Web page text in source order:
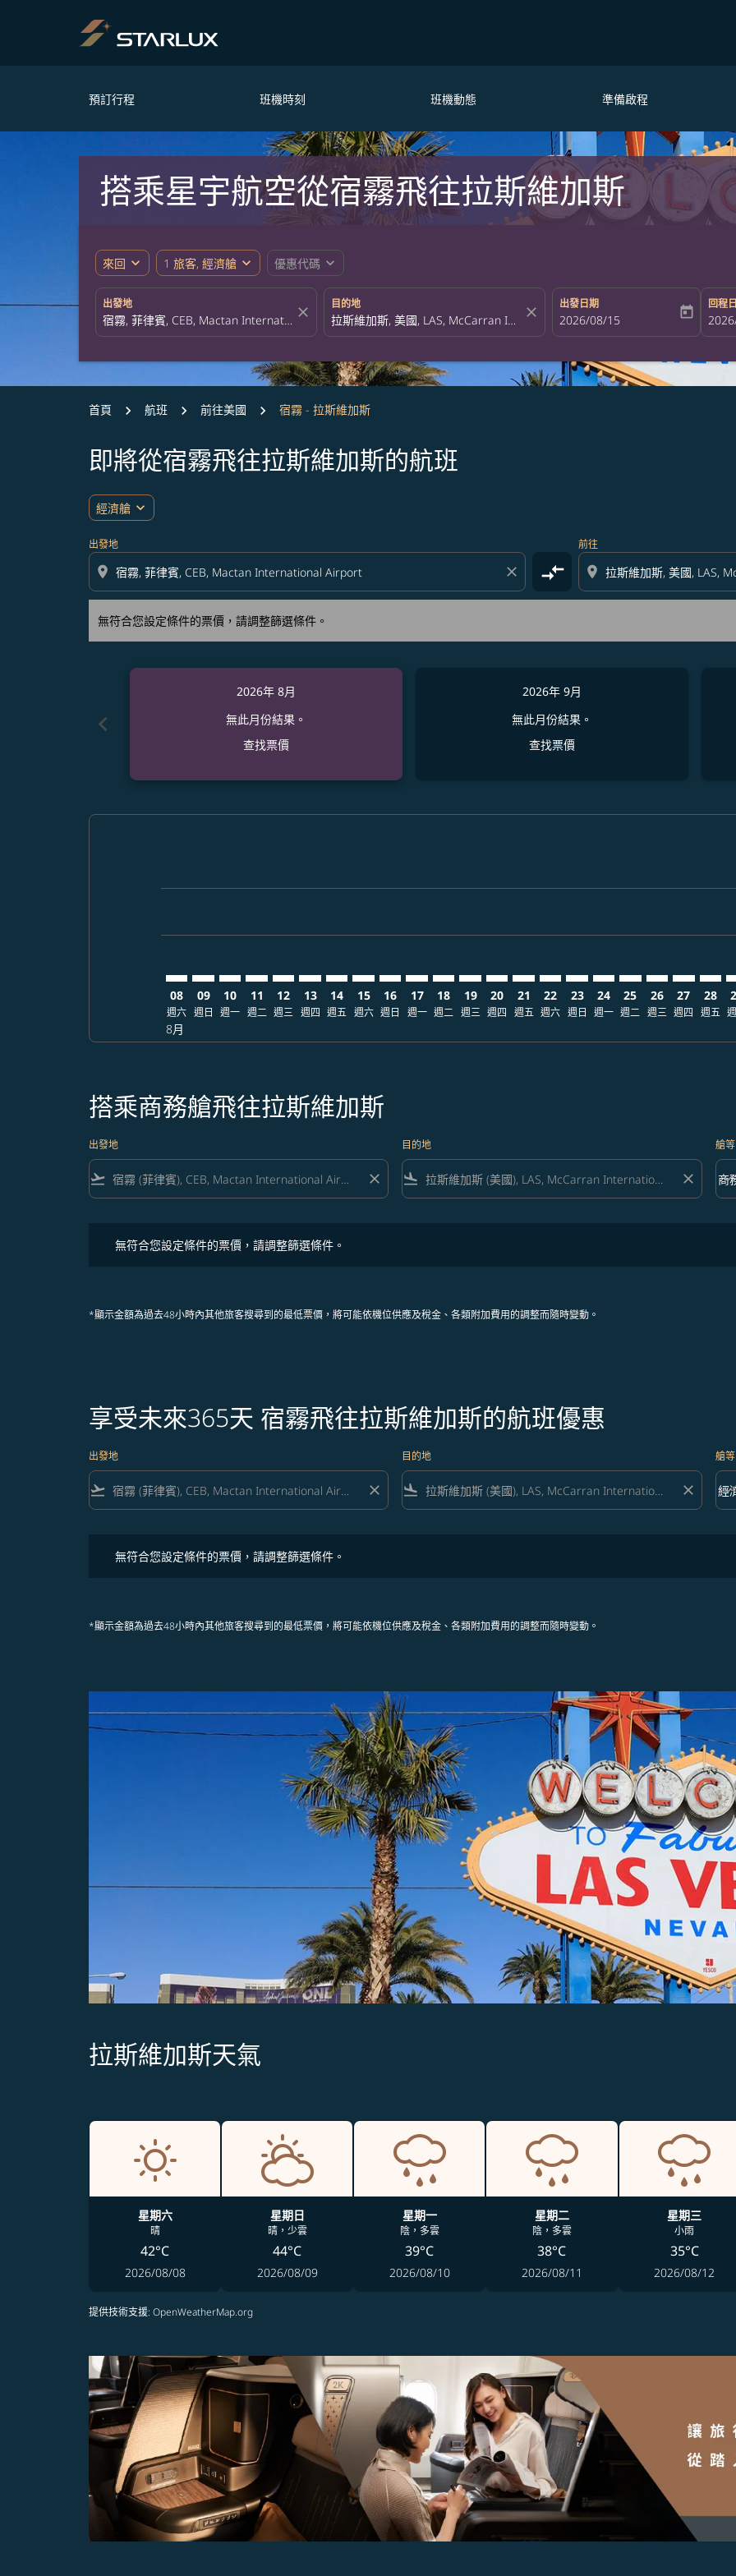
預訂行程 班機時刻 班機動態 準備啟程
搭乘星宇航空從宿霧飛往拉斯維加斯
來回 expand_more 1 旅客, 經濟艙 expand_more 優惠代碼 expand_more
出發地
close
目的地
close
出發日期
fc-booking-departure-date-aria-
2026/08/15 today
回程
fc-
首頁 航班 前往美國 宿霧 - 拉斯維加斯
即將從宿霧飛往拉斯維加斯的航班
經濟艙 expand_more
出發地
location_on close compare_arrows
前往
location_on
無符合您設定條件的票價，請調整篩選條件。
無符合您設定條件的票價，請調整篩選條件。
chevron_left
2026年 8月
無此月份結果。
查找票價
2026年 9月
無此月份結果。
查找票價
08
週六
8月
09
週日
10
週一
11
週二
12
週三
13
週四
14
週五
15
週六
16
週日
17
週一
18
週二
19
週三
20
週四
21
週五
CEB–LAS: cmp-view-offers-
22
週六
CEB–LAS: cmp-view-offers-
23
週日
CEB–LAS: cmp-view-
24
週一
CEB–LAS: cmp-
25
週二
CEB–LAS:
26
週三
27
週四
28
週五
搭乘商務艙飛往拉斯維加斯
出發地
flight_takeoff close
目的地
flight_land close
艙等
艙
商
keyboard_arrow_down
無符合您設定條件的票價，請調整篩選條件。
*顯示金額為過去48小時內其他旅客搜尋到的最低票價，將可能依機位供應及稅金、各類附加費用的調整而隨時變動。
享受未來365天 宿霧飛往拉斯維加斯的航班優惠
出發地
flight_takeoff close
目的地
flight_land close
艙等
艙
經
keyboard_arrow_down
無符合您設定條件的票價，請調整篩選條件。
*顯示金額為過去48小時內其他旅客搜尋到的最低票價，將可能依機位供應及稅金、各類附加費用的調整而隨時變動。
拉斯維加斯天氣
星期六
晴
42°C
2026/08/08
星期日
晴，少雲
44°C
2026/08/09
星期一
陰，多雲
39°C
2026/08/10
星期二
陰，多雲
38°C
2026/08/11
星期三
小雨
35°C
2026/08/12
提供技術支援: OpenWeatherMap.org